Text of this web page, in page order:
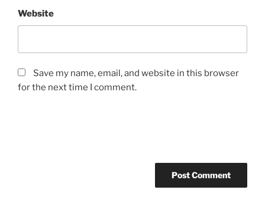
Website
Save my name, email, and website in this browser
for the next time I comment.